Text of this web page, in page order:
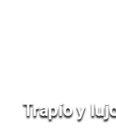
Trapío y